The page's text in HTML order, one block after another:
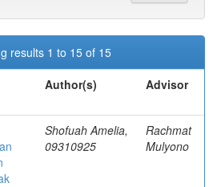
results 1 to 15 of 15
Author(s) Advisor
Shofuah Amelia,
09310925
Rachmat
Mulyono